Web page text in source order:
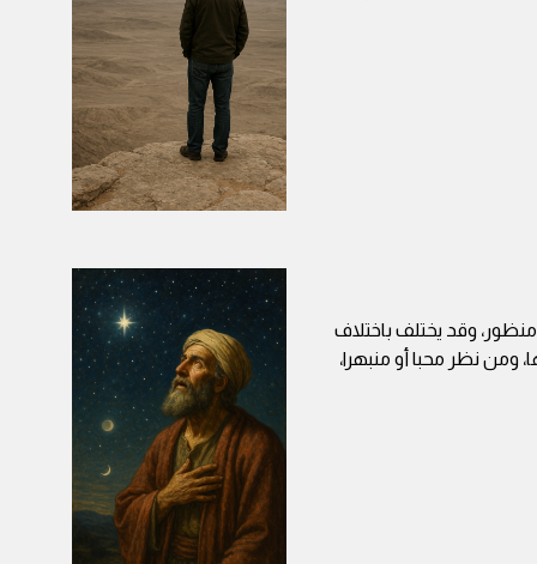
وقد يختلف باختلاف
ومن نظر محبا أو منبهرا،